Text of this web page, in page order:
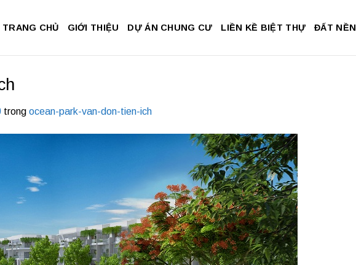
TRANG CHỦ GIỚI THIỆU DỰ ÁN CHUNG CƯ LIỀN KỀ BIỆT THỰ ĐẤT NỀN
trong ocean-park-van-don-tien-ich